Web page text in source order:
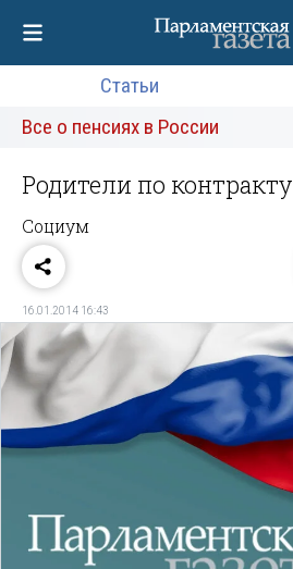
Статьи
Все о пенсиях в России
Родители по контракту
Социум
16.01.2014 16:43